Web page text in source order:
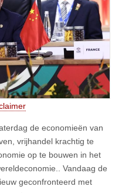
de economieën van
vrijhandel krachtig te
op te bouwen in het
Vandaag de
geconfronteerd met